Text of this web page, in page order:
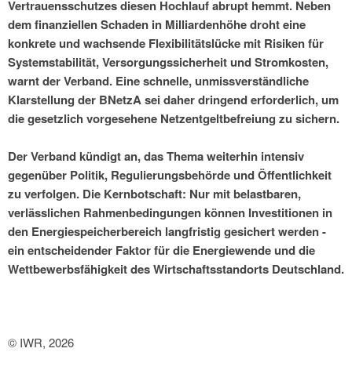
Vertrauensschutzes diesen Hochlauf abrupt hemmt. Neben
dem finanziellen Schaden in Milliardenhöhe droht eine
konkrete und wachsende Flexibilitätslücke mit Risiken für
Systemstabilität, Versorgungssicherheit und Stromkosten,
warnt der Verband. Eine schnelle, unmissverständliche
Klarstellung der BNetzA sei daher dringend erforderlich, um
die gesetzlich vorgesehene Netzentgeltbefreiung zu sichern.
Der Verband kündigt an, das Thema weiterhin intensiv
gegenüber Politik, Regulierungsbehörde und Öffentlichkeit
zu verfolgen. Die Kernbotschaft: Nur mit belastbaren,
verlässlichen Rahmenbedingungen können Investitionen in
den Energiespeicherbereich langfristig gesichert werden -
ein entscheidender Faktor für die Energiewende und die
Wettbewerbsfähigkeit des Wirtschaftsstandorts Deutschland.
© IWR, 2026